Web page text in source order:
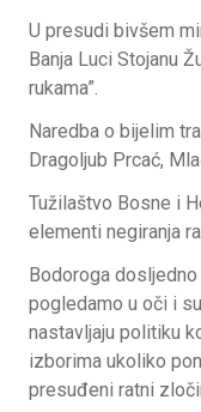
U presudi bivšem
Banja Luci Stojanu
rukama”.
Naredba o bijelim
Dragoljub Prcać,
Tužilaštvo Bosne i
elementi negiranja
Bodoroga
pogledamo u oči i
nastavljaju politiku
izborima ukoliko
presuđeni ratni